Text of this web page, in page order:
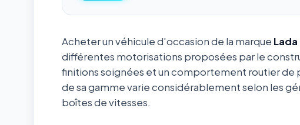
Acheter un véhicule d'occasion de la marque Lada
différentes motorisations proposées par le
finitions soignées et un comportement routier
de sa gamme varie considérablement selon les
boîtes de vitesses.